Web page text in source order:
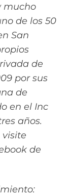
mucho
de los 50
San
de
por sus
de
en el Inc
años.
de